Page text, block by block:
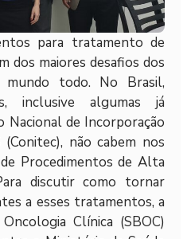
para tratamento de
dos maiores desafios dos
mundo todo. No Brasil,
inclusive algumas já
Nacional de Incorporação
não cabem nos
Procedimentos de Alta
discutir como tornar
a esses tratamentos, a
Clínica (SBOC)